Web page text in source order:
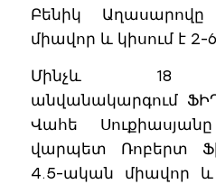
Բենիկ
միավոր և կիսում է 2-
Մինչև 18
անվանակարգում
Վահե
վարպետ Ռոբերտ
4.5-ական միավոր և